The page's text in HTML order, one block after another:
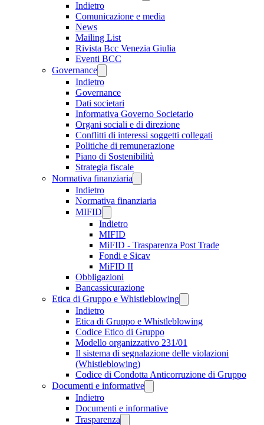
Indietro
Comunicazione e media
News
Mailing List
Rivista Bcc Venezia Giulia
Eventi BCC
Governance
Indietro
Governance
Dati societari
Informativa Governo Societario
Organi sociali e di direzione
Conflitti di interessi soggetti collegati
Politiche di remunerazione
Piano di Sostenibilità
Strategia fiscale
Normativa finanziaria
Indietro
Normativa finanziaria
MIFID
Indietro
MIFID
MiFID - Trasparenza Post Trade
Fondi e Sicav
MiFID II
Obbligazioni
Bancassicurazione
Etica di Gruppo e Whistleblowing
Indietro
Etica di Gruppo e Whistleblowing
Codice Etico di Gruppo
Modello organizzativo 231/01
Il sistema di segnalazione delle violazioni
(Whistleblowing)
Codice di Condotta Anticorruzione di Gruppo
Documenti e informative
Indietro
Documenti e informative
Trasparenza